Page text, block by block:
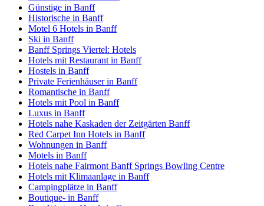
Günstige in Banff
Historische in Banff
Motel 6 Hotels in Banff
Ski in Banff
Banff Springs Viertel: Hotels
Hotels mit Restaurant in Banff
Hostels in Banff
Private Ferienhäuser in Banff
Romantische in Banff
Hotels mit Pool in Banff
Luxus in Banff
Hotels nahe Kaskaden der Zeitgärten Banff
Red Carpet Inn Hotels in Banff
Wohnungen in Banff
Motels in Banff
Hotels nahe Fairmont Banff Springs Bowling Centre
Hotels mit Klimaanlage in Banff
Campingplätze in Banff
Boutique- in Banff